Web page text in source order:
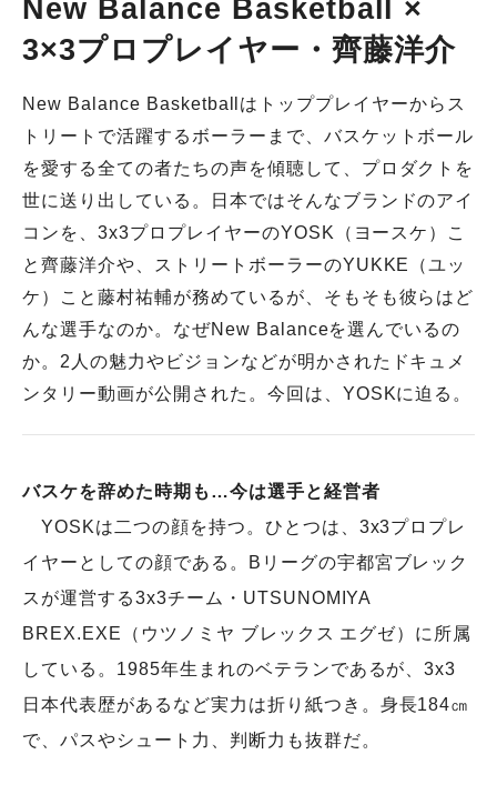
New Balance Basketball ×
3×3プロプレイヤー・齊藤洋介
New Balance Basketballはトッププレイヤーからス
トリートで活躍するボーラーまで、バスケットボール
を愛する全ての者たちの声を傾聴して、プロダクトを
世に送り出している。日本ではそんなブランドのアイ
コンを、3x3プロプレイヤーのYOSK（ヨースケ）こ
と齊藤洋介や、ストリートボーラーのYUKKE（ユッ
ケ）こと藤村祐輔が務めているが、そもそも彼らはど
んな選手なのか。なぜNew Balanceを選んでいるの
か。2人の魅力やビジョンなどが明かされたドキュメ
ンタリー動画が公開された。今回は、YOSKに迫る。
バスケを辞めた時期も…今は選手と経営者
YOSKは二つの顔を持つ。ひとつは、3x3プロプレ
イヤーとしての顔である。Bリーグの宇都宮ブレック
スが運営する3x3チーム・UTSUNOMIYA
BREX.EXE（ウツノミヤ ブレックス エグゼ）に所属
している。1985年生まれのベテランであるが、3x3
日本代表歴があるなど実力は折り紙つき。身長184㎝
で、パスやシュート力、判断力も抜群だ。